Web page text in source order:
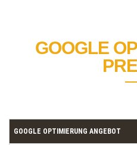
GOOGLE
GOOGLE OPTIMIERUNG ANGEBOT